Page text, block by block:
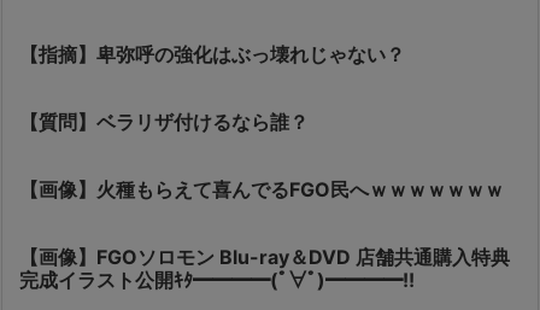
【指摘】卑弥呼の強化はぶっ壊れじゃない？
【質問】ベラリザ付けるなら誰？
【画像】火種もらえて喜んでるFGO民へｗｗｗｗｗｗｗ
【画像】FGOソロモン Blu-ray＆DVD 店舗共通購入特典
完成イラスト公開ｷﾀ━━━━(ﾟ∀ﾟ)━━━━!!